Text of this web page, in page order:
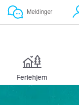
Meldinger
Feriehjem